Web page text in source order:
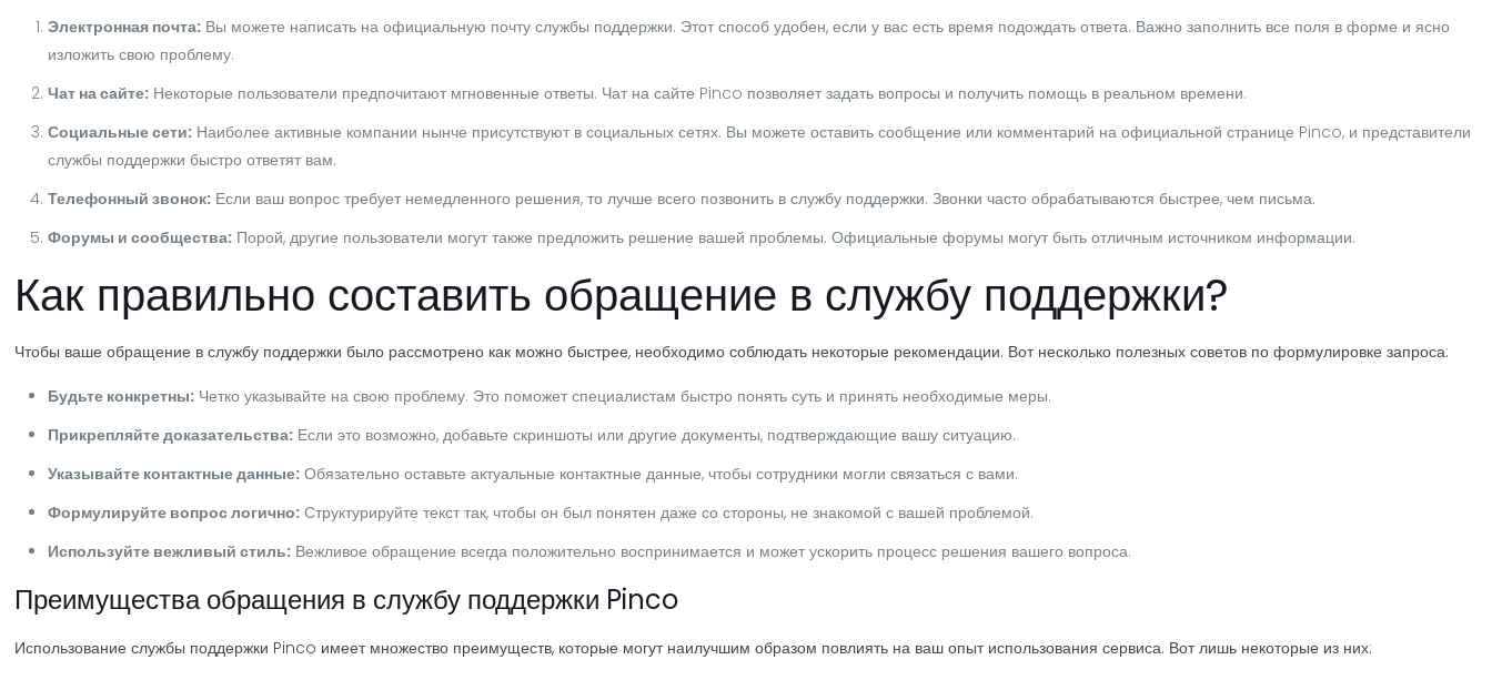
Электронная почта: Вы можете написать на официальную почту службы поддержки. Этот способ удобен, если у вас есть время подождать ответа. Важно заполнить все поля в форме и ясно
изложить свою проблему.
Чат на сайте: Некоторые пользователи предпочитают мгновенные ответы. Чат на сайте Pinco позволяет задать вопросы и получить помощь в реальном времени.
Социальные сети: Наиболее активные компании нынче присутствуют в социальных сетях. Вы можете оставить сообщение или комментарий на официальной странице Pinco, и представители
службы поддержки быстро ответят вам.
Телефонный звонок: Если ваш вопрос требует немедленного решения, то лучше всего позвонить в службу поддержки. Звонки часто обрабатываются быстрее, чем письма.
Форумы и сообщества: Порой, другие пользователи могут также предложить решение вашей проблемы. Официальные форумы могут быть отличным источником информации.
Как правильно составить обращение в службу поддержки?
Чтобы ваше обращение в службу поддержки было рассмотрено как можно быстрее, необходимо соблюдать некоторые рекомендации. Вот несколько полезных советов по формулировке запроса:
Будьте конкретны: Четко указывайте на свою проблему. Это поможет специалистам быстро понять суть и принять необходимые меры.
Прикрепляйте доказательства: Если это возможно, добавьте скриншоты или другие документы, подтверждающие вашу ситуацию.
Указывайте контактные данные: Обязательно оставьте актуальные контактные данные, чтобы сотрудники могли связаться с вами.
Формулируйте вопрос логично: Структурируйте текст так, чтобы он был понятен даже со стороны, не знакомой с вашей проблемой.
Используйте вежливый стиль: Вежливое обращение всегда положительно воспринимается и может ускорить процесс решения вашего вопроса.
Преимущества обращения в службу поддержки Pinco
Использование службы поддержки Pinco имеет множество преимуществ, которые могут наилучшим образом повлиять на ваш опыт использования сервиса. Вот лишь некоторые из них: